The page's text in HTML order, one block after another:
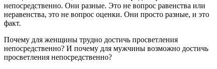
непосредственно. Они разные. Это не вопрос равенства или
неравенства, это не вопрос оценки. Они просто разные, и это
факт.
Почему для женщины трудно достичь просветления
непосредственно? И почему для мужчины возможно достичь
просветления непосредственно?